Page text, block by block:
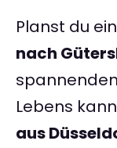
Planst du
nach
Lebens
aus